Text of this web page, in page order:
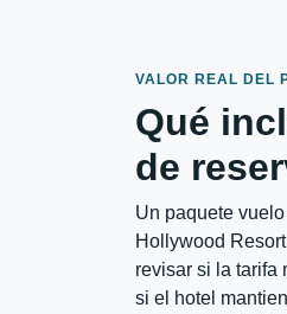
VALOR REAL DEL
Qué
de
Un paquete
Hollywood
revisar si la tarifa
si el hotel